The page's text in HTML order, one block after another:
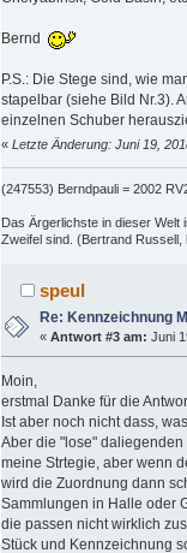
Bernd
P.S.: Die Stege sind, wie
stapelbar (siehe Bild Nr.3).
einzelnen Schuber
« Letzte Änderung: Juni 19,
(247553) Berndpauli = 2002
Das Ärgerlichste in dieser Welt
Zweifel sind. (Bertrand Russell,
speul
Re: Kennzeichnung
«Antwort #3 am: Juni
Moin,
erstmal Danke für die
Ist aber noch nicht dass,
Aber die "lose"
meine Strtegie, aber wenn
wird die Zuordnung dann
Sammlungen in Halle oder
die passen nicht wirklich
Stück und Kennzeichnung